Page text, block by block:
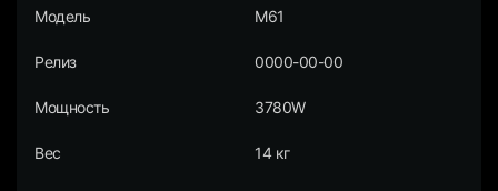
Модель M61
Релиз 0000-00-00
Мощность 3780W
Вес 14 кг